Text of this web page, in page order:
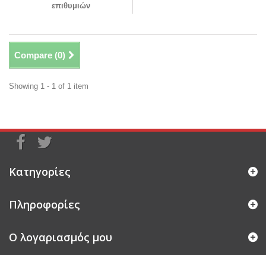
επιθυμιών
Compare (0)
Showing 1 - 1 of 1 item
Κατηγορίες
Πληροφορίες
Ο λογαριασμός μου